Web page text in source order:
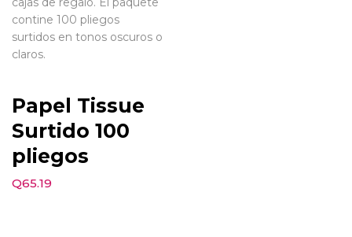
contine 100 pliegos
surtidos en tonos oscuros o
claros.
Papel Tissue
Surtido 100
pliegos
Q65.19